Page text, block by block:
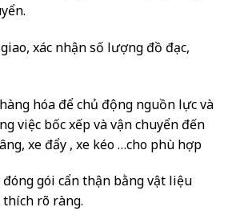
xác nhận số lượng đồ đạc,
hóa để chủ động nguồn lực và
việc bốc xếp và vận chuyển đến
xe đẩy , xe kéo …cho phù hợp
đóng gói cẩn thận bằng vật liệu
rõ ràng.